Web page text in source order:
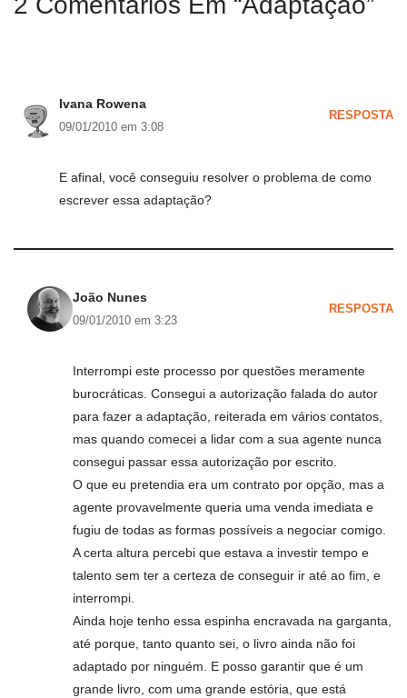
Ivana Rowena
09/01/2010 em 3:08
RESPOSTA
E afinal, você conseguiu resolver o problema de como
escrever essa adaptação?
João Nunes
09/01/2010 em 3:23
RESPOSTA
Interrompi este processo por questões meramente
burocráticas. Consegui a autorização falada do autor
para fazer a adaptação, reiterada em vários contatos,
mas quando comecei a lidar com a sua agente nunca
consegui passar essa autorização por escrito.
O que eu pretendia era um contrato por opção, mas a
agente provavelmente queria uma venda imediata e
fugiu de todas as formas possíveis a negociar comigo.
A certa altura percebi que estava a investir tempo e
talento sem ter a certeza de conseguir ir até ao fim, e
interrompi.
Ainda hoje tenho essa espinha encravada na garganta,
até porque, tanto quanto sei, o livro ainda não foi
adaptado por ninguém. E posso garantir que é um
grande livro, com uma grande estória, que está